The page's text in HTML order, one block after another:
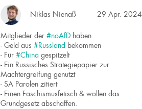
Niklas Nienaß 29 Apr. 2024
Mitglieder der #noAfD haben
- Geld aus #Russland bekommen
- Für #China gespitzelt
- Ein Russisches Strategiepapier zur
Machtergreifung genutzt
- SA Parolen zitiert
- Einen Faschismusfetisch & wollen das
Grundgesetz abschaffen.